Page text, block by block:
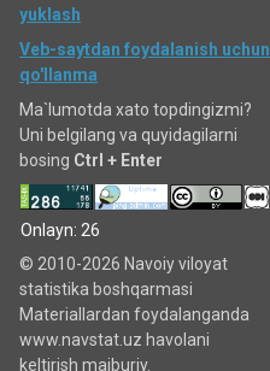
yuklash
Veb-saytdan foydalanish uchun
qo'llanma
Ma`lumotda xato topdingizmi?
Uni belgilang va quyidagilarni
bosing Ctrl + Enter
Onlayn: 26
© 2010-2026 Navoiy viloyat
statistika boshqarmasi
Materiallardan foydalanganda
www.navstat.uz havolani
keltirish majburiy.